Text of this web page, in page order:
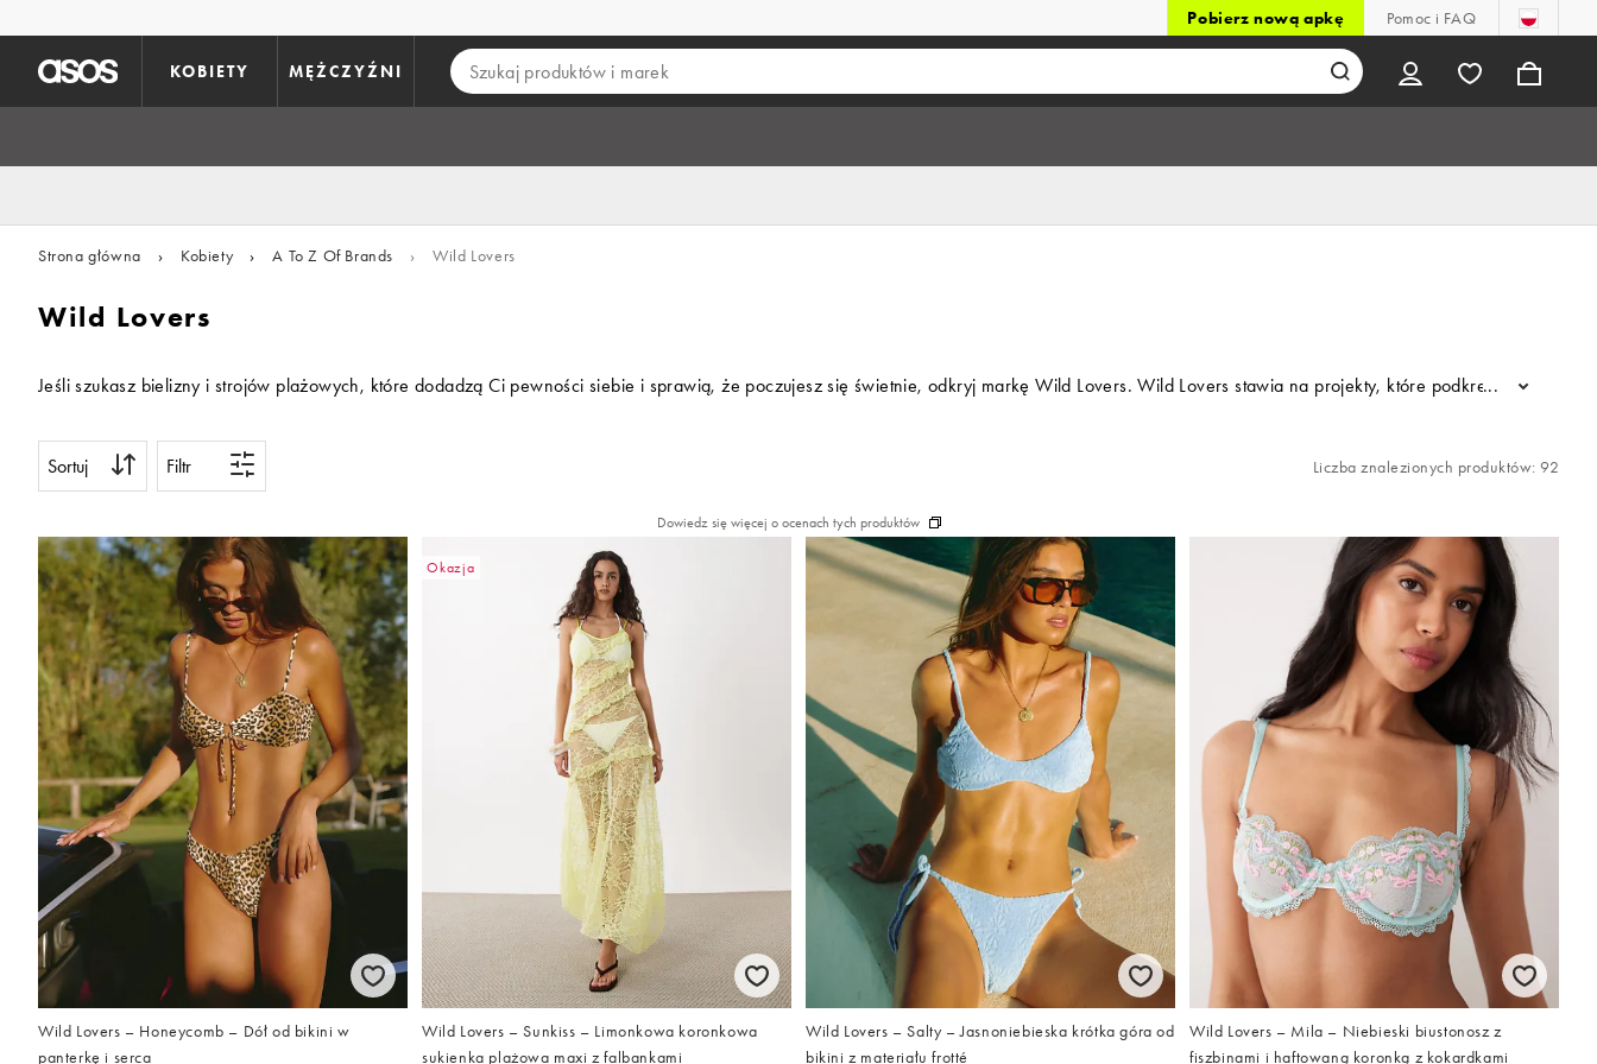
Pobierz nową apkę Pomoc i FAQ
KOBIETY MĘŻCZYŹNI
Strona główna › Kobiety › A To Z Of Brands › Wild Lovers
Wild Lovers
Jeśli szukasz bielizny i strojów plażowych, które dodadzą Ci pewności siebie i sprawią, że poczujesz się świetnie, odkryj markę Wild Lovers. Wild Lovers stawia na projekty, które podkreślają
...
Sortuj Filtr Liczba znalezionych produktów: 92
Dowiedz się więcej o ocenach tych produktów
Wild Lovers – Honeycomb – Dół od bikini w
panterkę i serca
Okazja
Wild Lovers – Sunkiss – Limonkowa koronkowa
sukienka plażowa maxi z falbankami
Wild Lovers – Salty – Jasnoniebieska krótka góra od
bikini z materiału frotté
Wild Lovers – Mila – Niebieski biustonosz z
fiszbinami i haftowaną koronką z kokardkami